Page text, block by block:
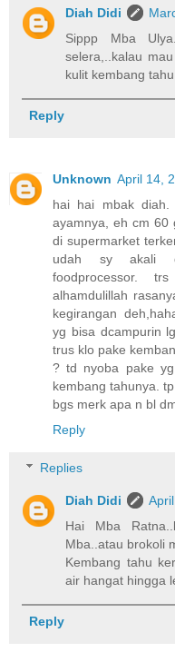
Diah Didi
Sippp Mba
selera,..kalau
kulit kembang
Reply
Unknown April 14,
hai hai mbak
ayamnya, eh cm 60
di supermarket
udah sy akali
foodprocessor.
alhamdulillah
kegirangan
yg bisa dcampurin
trus klo pake
? td nyoba pake
kembang tahunya.
bgs merk apa n bl
Reply
Replies
Diah Didi
Hai Mba
Mba..atau brokoli
Kembang tahu
air hangat hingga
Reply